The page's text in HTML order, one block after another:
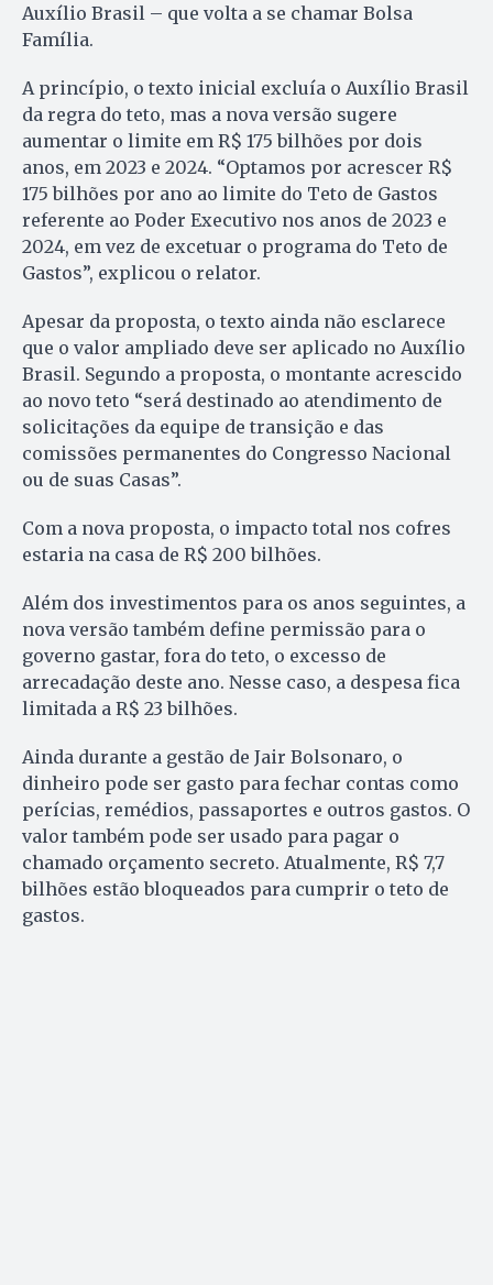
Auxílio Brasil – que volta a se chamar Bolsa
Família.
A princípio, o texto inicial excluía o Auxílio Brasil
da regra do teto, mas a nova versão sugere
aumentar o limite em R$ 175 bilhões por dois
anos, em 2023 e 2024. “Optamos por acrescer R$
175 bilhões por ano ao limite do Teto de Gastos
referente ao Poder Executivo nos anos de 2023 e
2024, em vez de excetuar o programa do Teto de
Gastos”, explicou o relator.
Apesar da proposta, o texto ainda não esclarece
que o valor ampliado deve ser aplicado no Auxílio
Brasil. Segundo a proposta, o montante acrescido
ao novo teto “será destinado ao atendimento de
solicitações da equipe de transição e das
comissões permanentes do Congresso Nacional
ou de suas Casas”.
Com a nova proposta, o impacto total nos cofres
estaria na casa de R$ 200 bilhões.
Além dos investimentos para os anos seguintes, a
nova versão também define permissão para o
governo gastar, fora do teto, o excesso de
arrecadação deste ano. Nesse caso, a despesa fica
limitada a R$ 23 bilhões.
Ainda durante a gestão de Jair Bolsonaro, o
dinheiro pode ser gasto para fechar contas como
perícias, remédios, passaportes e outros gastos. O
valor também pode ser usado para pagar o
chamado orçamento secreto. Atualmente, R$ 7,7
bilhões estão bloqueados para cumprir o teto de
gastos.